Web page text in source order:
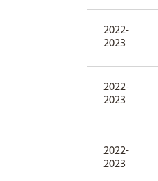
2022-
2023
2022-
2023
2022-
2023